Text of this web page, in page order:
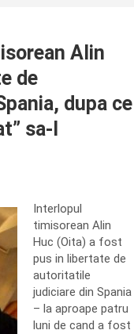
Alin
de
dupa ce
sa-l
Interlopul
timisorean Alin
Huc (Oita) a fost
pus in libertate de
autoritatile
judiciare din Spania
– la aproape patru
luni de cand a fost